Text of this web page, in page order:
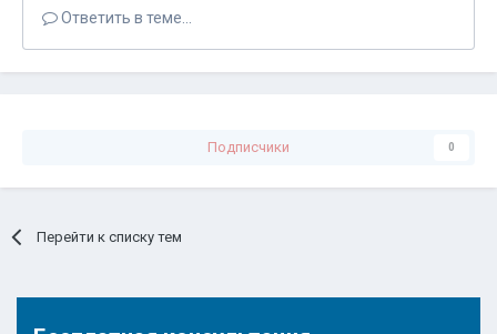
Ответить в теме...
Подписчики 0
Перейти к списку тем